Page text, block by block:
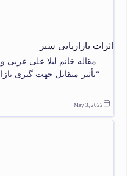
اثرات بازاریابی سبز
مقاله خانم لیلا علی
“تأثیر متقابل جهت گیری
May 3, 2022